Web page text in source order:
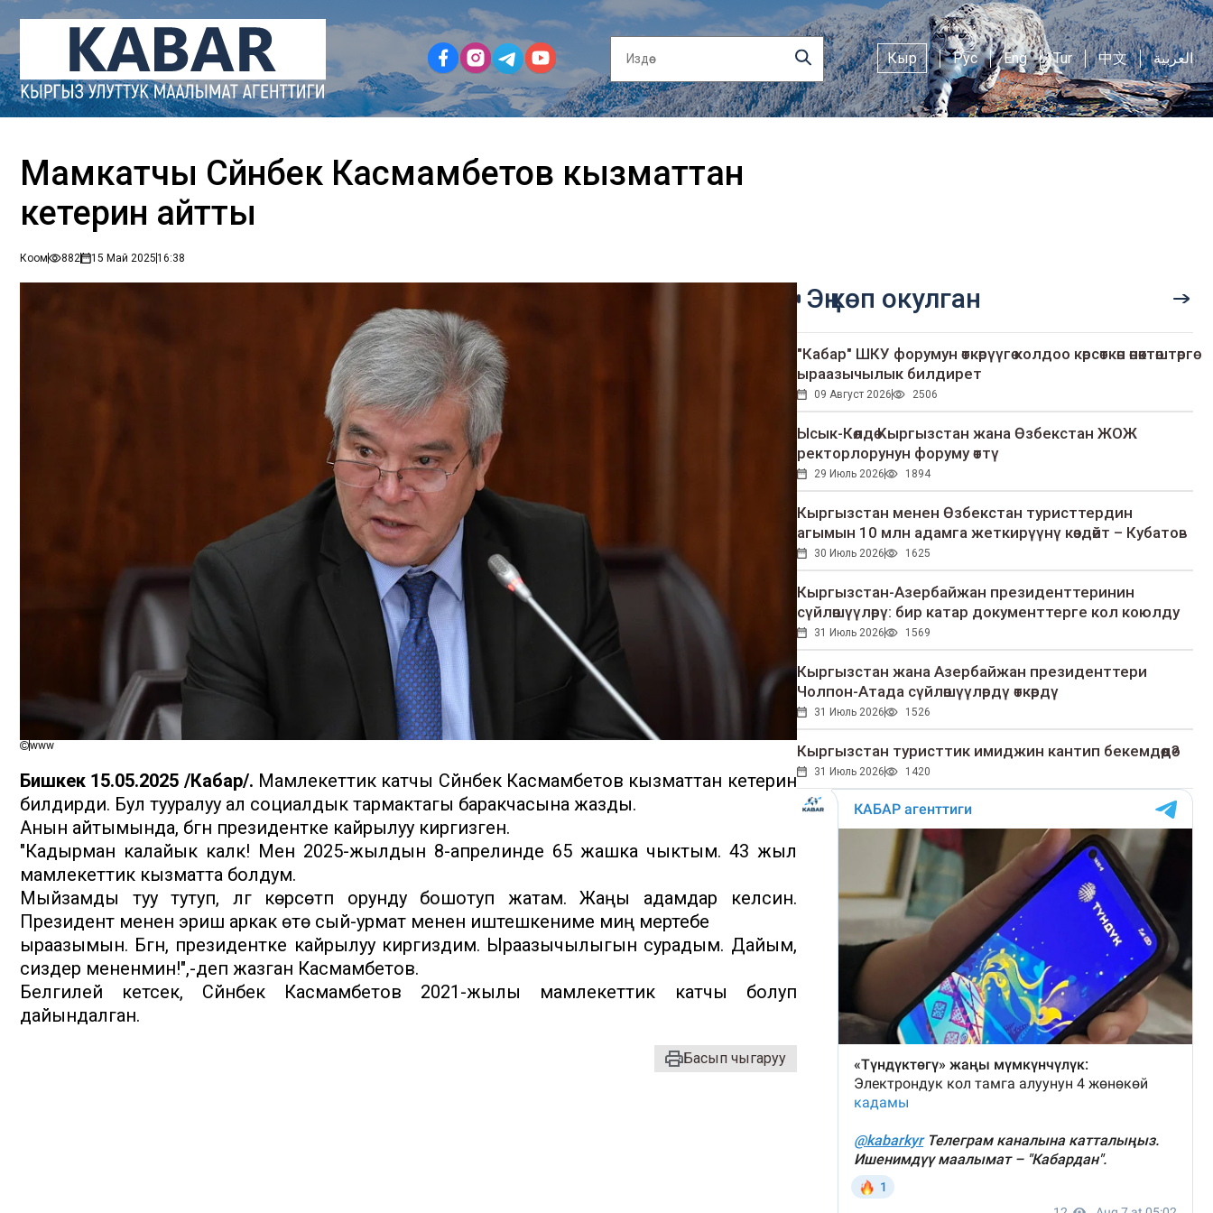
Кыр Рус Eng Tur 中文 العربية
Мамкатчы Сүйүнбек Касмамбетов кызматтан
кетерин айтты
Коом 882 15 Май 202516:38
www
Бишкек 15.05.2025 /Кабар/. Мамлекеттик катчы Сүйүнбек Касмамбетов кызматтан кетерин
билдирди. Бул тууралуу ал социалдык тармактагы баракчасына жазды.
Анын айтымында, бүгүн президентке кайрылуу киргизген.
"Кадырман калайык калк! Мен 2025-жылдын 8-апрелинде 65 жашка чыктым. 43 жыл
мамлекеттик кызматта болдум.
Мыйзамды туу тутуп, үлгү көрсөтүп орунду бошотуп жатам. Жаңы адамдар келсин.
Президент менен эриш аркак өтө сый-урмат менен иштешкениме миң мертебе
ыраазымын. Бүгүн, президентке кайрылуу киргиздим. Ыраазычылыгын сурадым. Дайым,
сиздер мененмин!",-деп жазган Касмамбетов.
Белгилей кетсек, Сүйүнбек Касмамбетов 2021-жылы мамлекеттик катчы болуп
дайындалган.
Басып чыгаруу
Эң көп окулган
"Кабар" ШКУ форумун өткөрүүгө колдоо көрсөткөн өнөктөштөргө
ыраазычылык билдирет
09 Август 2026 2506
Ысык-Көлдө Кыргызстан жана Өзбекстан ЖОЖ
ректорлорунун форуму өттү
29 Июль 2026 1894
Кыргызстан менен Өзбекстан туристтердин
агымын 10 млн адамга жеткирүүнү көздөйт – Кубатов
30 Июль 2026 1625
Кыргызстан-Азербайжан президенттеринин
сүйлөшүүлөрү: бир катар документтерге кол коюлду
31 Июль 2026 1569
Кыргызстан жана Азербайжан президенттери
Чолпон-Атада сүйлөшүүлөрдү өткөрдү
31 Июль 2026 1526
Кыргызстан туристтик имиджин кантип бекемдөөдө?
31 Июль 2026 1420